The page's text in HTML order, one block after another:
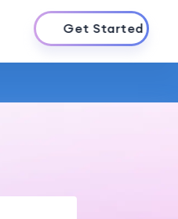
Get Started